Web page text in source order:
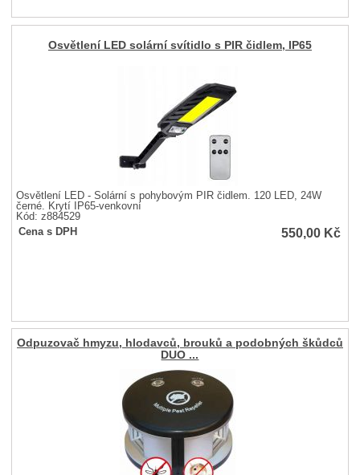
Osvětlení LED solární svítidlo s PIR čidlem, IP65
Osvětlení LED - Solární s pohybovým PIR čidlem. 120 LED, 24W
černé. Krytí IP65-venkovní
Kód: z884529
Cena s DPH
550,00 Kč
Odpuzovač hmyzu, hlodavců, brouků a podobných škůdců
DUO ...